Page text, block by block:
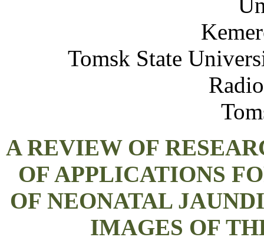
Tomsk State
A REVIEW OF
OF APPLICATIONS
OF NEONATAL
IMAGES OF